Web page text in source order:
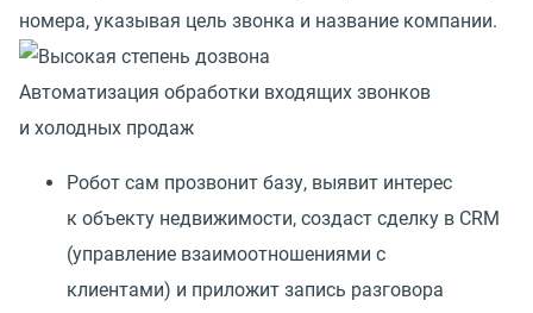
номера, указывая цель звонка и название компании.
Автоматизация обработки входящих звонков
и холодных продаж
Робот сам прозвонит базу, выявит интерес
к объекту недвижимости, создаст сделку в CRM
(управление взаимоотношениями с
клиентами) и приложит запись разговора